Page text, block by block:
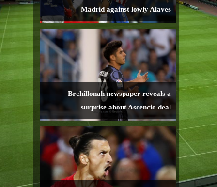
Madrid against lowly Alaves
Brchillonah newspaper reveals a
surprise about Ascencio deal